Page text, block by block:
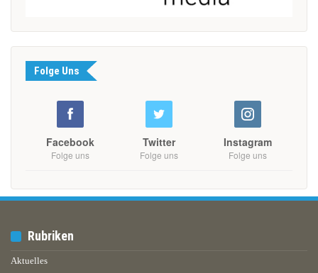
Folge Uns
Facebook
Folge uns
Twitter
Folge uns
Instagram
Folge uns
Rubriken
Aktuelles